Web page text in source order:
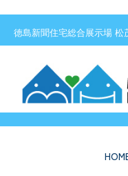
徳島新聞住宅総合展示場 松